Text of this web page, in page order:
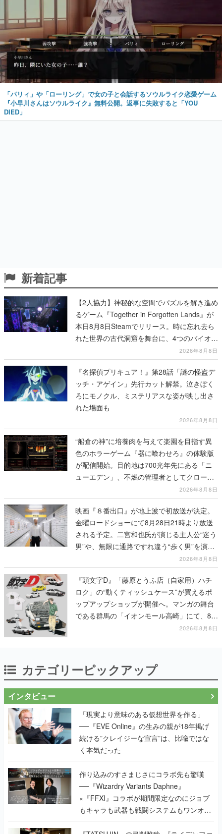
「パリィ」や「ローリング」で女の子と会話するソウルライク恋愛ゲーム
『小早川さんはソウルライク』無料公開。返事に失敗すると「YOU
DIED」
新着記事
【2人協力】神秘的な空間でパズルを解き進め
るゲーム『Together in Forgotten Lands』が
本日8月8日Steamでリリース。時に忘れ去ら
れた世界の古代洞窟を舞台に、4つのバイオー
2026年8月8日
『名探偵プリキュア！』第28話「謎の怪盗デ
ッチ・アゲイン」先行カット解禁。泣きぼく
ろにモノクル、ミステリアスな姿が映し出さ
れた場面も
2026年8月8日
“船倉の神”に培養肉を与えて楽園を目指す異
色のホラーゲーム『器に喰わせろ』の体験版
が配信開始。目的地は700光年先にある「ニ
ューエデン」、不燃の管理者としてクローン
人間を増やし、加工して神に捧げる2026年8月8日
映画『８番出口』が地上波で初放送が決定。
金曜ロードショーにて8月28日21時より放送
される予定。二宮和也氏が演じる主人公“迷う
男”や、無限に通路ですれ違う“歩く男”を演じ
2026年8月8日
『頭文字D』「藤原とうふ店（自家用）ハチ
ロク」の“動くティッシュケース”が買えるポ
ップアップショップが開催へ。マンガの舞台
である群馬の「イオンモール高崎」にて、8月
11日から8月20日までの期間限定で開催予定
2026年8月8日
カテゴリーピックアップ
インタビュー
「現実より意味のある仮想世界を作る」
──『EVE Online』の生みの親が18年掲げ
続ける”クレイジーな宣言”は、比喩ではな
く本気だった
作り込みのすさまじさにコラボ先も驚嘆
──『Wizardry Variants Daphne』
×『FFXI』コラボが期間限定なのにジョブ
もキャラも武器も戦闘システムもワンオフ
で作り込まれた理由を両ディレクターに聞